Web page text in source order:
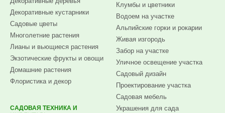
Декоративные кустарники
Садовые цветы
Многолетние растения
Лианы и вьющиеся растения
Экзотические фрукты и овощи
Домашние растения
Флористика и декор
САДОВАЯ ТЕХНИКА И
Клумбы и цветники
Водоем на участке
Альпийские горки и рокарии
Живая изгородь
Забор на участке
Уличное освещение участка
Садовый дизайн
Проектирование участка
Садовая мебель
Украшения для сада